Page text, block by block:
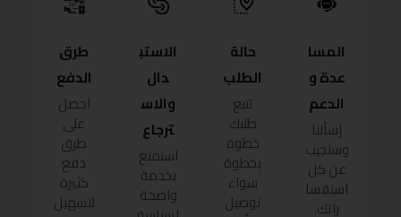
المسا
عدة و
الدعم
إسألنا
وسنجيب
عن كل
استفسا
راتك.
حالة
الطلب
تتبع
طلبك
خطوة
بخطوة
سواء
توصيل
الاستب
دال
والاس
ترجاع
استمتع
بخدمة
واضحة
طرق
الدفع
احصل
على
طرق
دفع
كثيرة
لتسهيل